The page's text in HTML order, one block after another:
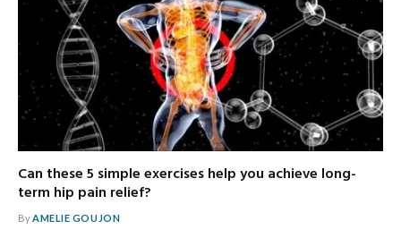
Can these 5 simple exercises help you achieve long-
term hip pain relief?
ByAMELIE GOUJON